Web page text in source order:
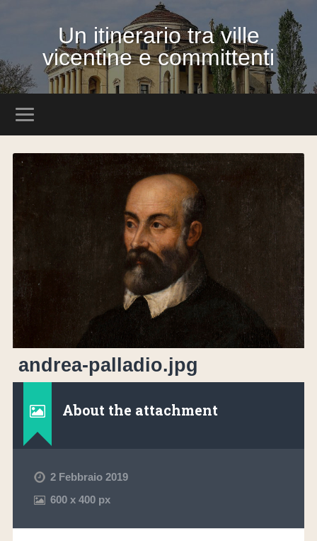
Un itinerario tra ville
vicentine e committenti
andrea-palladio.jpg
About the attachment
2 Febbraio 2019
600 x400 px